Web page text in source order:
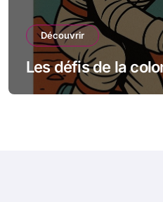
Découvrir
Les défis de la